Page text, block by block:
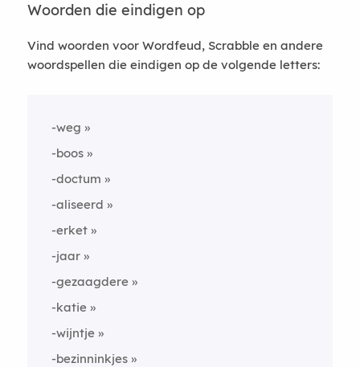
Woorden die eindigen op
Vind woorden voor Wordfeud, Scrabble en andere
woordspellen die eindigen op de volgende letters:
-weg
-boos
-doctum
-aliseerd
-erket
-jaar
-gezaagdere
-katie
-wijntje
-bezinninkjes